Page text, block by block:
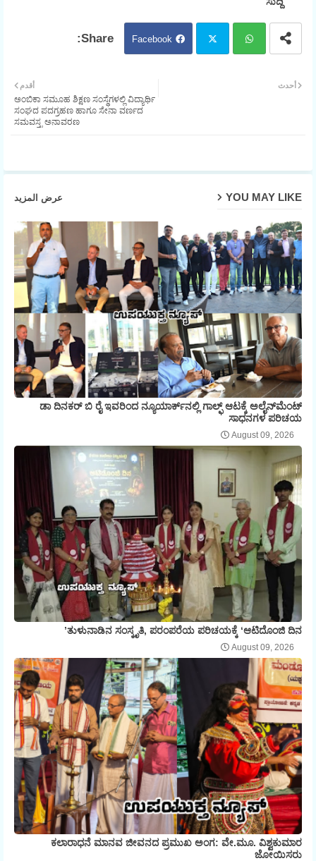
Facebook
أحدث أقدم
ಅಂಬಿಕಾ ಸಮೂಹ ಶಿಕ್ಷಣ ಸಂಸ್ಥೆಗಳಲ್ಲಿ ವಿದ್ಯಾರ್ಥಿ
ಸಂಘದ ಪದಗ್ರಹಣ ಹಾಗೂ ಸೇನಾ ವರ್ಣದ
ಸಮವಸ್ತ್ರ ಅನಾವರಣ
YOU MAY LIKE عرض المزيد
ಡಾ ದಿನಕರ್ ಬಿ ರೈ ಇವರಿಂದ ನ್ಯೂಯಾರ್ಕ್‌ನಲ್ಲಿ ಗಾಲ್ಫ್ ಆಟಕ್ಕೆ ಅಲೈನ್‌ಮೆಂಟ್
ಸಾಧನಗಳ ಪರಿಚಯ
August 09, 2026
ತುಳುನಾಡಿನ ಸಂಸ್ಕೃತಿ, ಪರಂಪರೆಯ ಪರಿಚಯಕ್ಕೆ ‘ಆಟಿದೊಂಜಿ ದಿನ’
August 09, 2026
ಕಲಾರಾಧನೆ ಮಾನವ ಜೀವನದ ಪ್ರಮುಖ ಅಂಗ: ವೇ.ಮೂ. ವಿಶ್ವಕುಮಾರ
ಜೋಯಿಸರು